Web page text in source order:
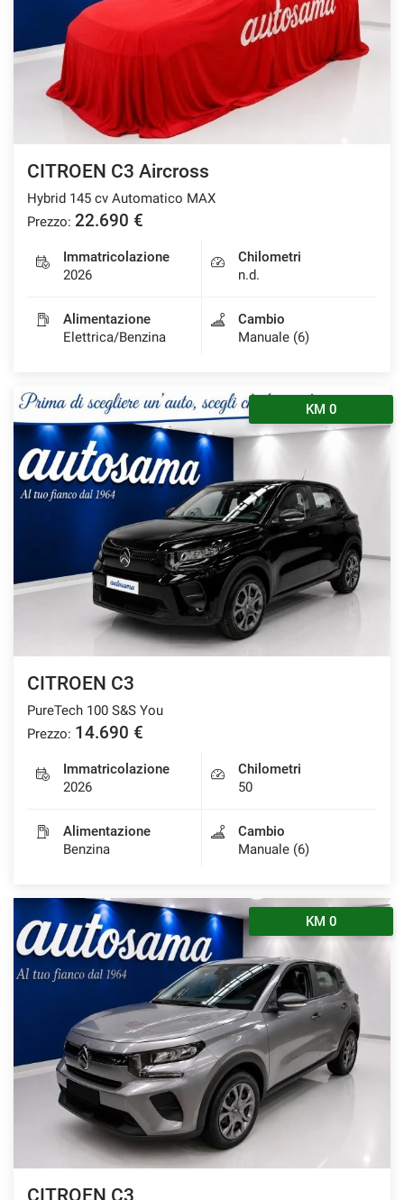
CITROEN C3 Aircross
Hybrid 145 cv Automatico MAX
Prezzo: 22.690 €
Immatricolazione
2026
Chilometri
n.d.
Alimentazione
Elettrica/Benzina
Cambio
Manuale (6)
KM 0
CITROEN C3
PureTech 100 S&S You
Prezzo: 14.690 €
Immatricolazione
2026
Chilometri
50
Alimentazione
Benzina
Cambio
Manuale (6)
KM 0
CITROEN C3